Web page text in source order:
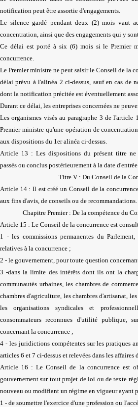
notification peut être assortie d'engagements.
Le silence gardé pendant deux (2) mois vaut
concentration, ainsi que des engagements qui y
Ce délai est porté à six (6) mois si le Premier
concurrence.
Le Premier ministre ne peut saisir le Conseil de la
délai prévu à l'alinéa 2 ci-dessus, sauf en cas de
dont la notification précitée est éventuellement
Durant ce délai, les entreprises concernées ne
Les organismes visés au paragraphe 3 de l'article
Premier ministre qu'une opération de
aux dispositions du 1er alinéa ci-dessus.
Article 13 : Les dispositions du présent titre ne
passés ou conclus postérieurement à la date
Titre V : Du Conseil de la
Article 14 : Il est créé un Conseil de la
aux fins d'avis, de conseils ou de recommandations.
Chapitre Premier : De la compétence du
Article 15 : Le Conseil de la concurrence est
1 - les commissions permanentes du
relatives à la concurrence ;
2 - le gouvernement, pour toute question
3 -dans la limite des intérêts dont ils ont la
communautés urbaines, les chambres de
chambres d'agriculture, les chambres d'artisanat,
les organisations syndicales et
consommateurs reconnues d'utilité publique,
concernant la concurrence ;
4 - les juridictions compétentes sur les pratiques
articles 6 et 7 ci-dessus et relevées dans les affaires
Article 16 : Le Conseil de la concurrence est
gouvernement sur tout projet de loi ou de texte
nouveau ou modifiant un régime en vigueur ayant
1 - de soumettre l'exercice d'une profession ou